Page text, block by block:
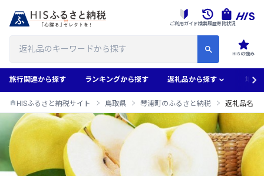
HISの強み
ご利用ガイド検索履歴寄附状況
旅行関連から探す ランキングから探す 返礼品から探す 地域
HISふるさと納税サイト 鳥取県 琴浦町のふるさと納税 返礼品名